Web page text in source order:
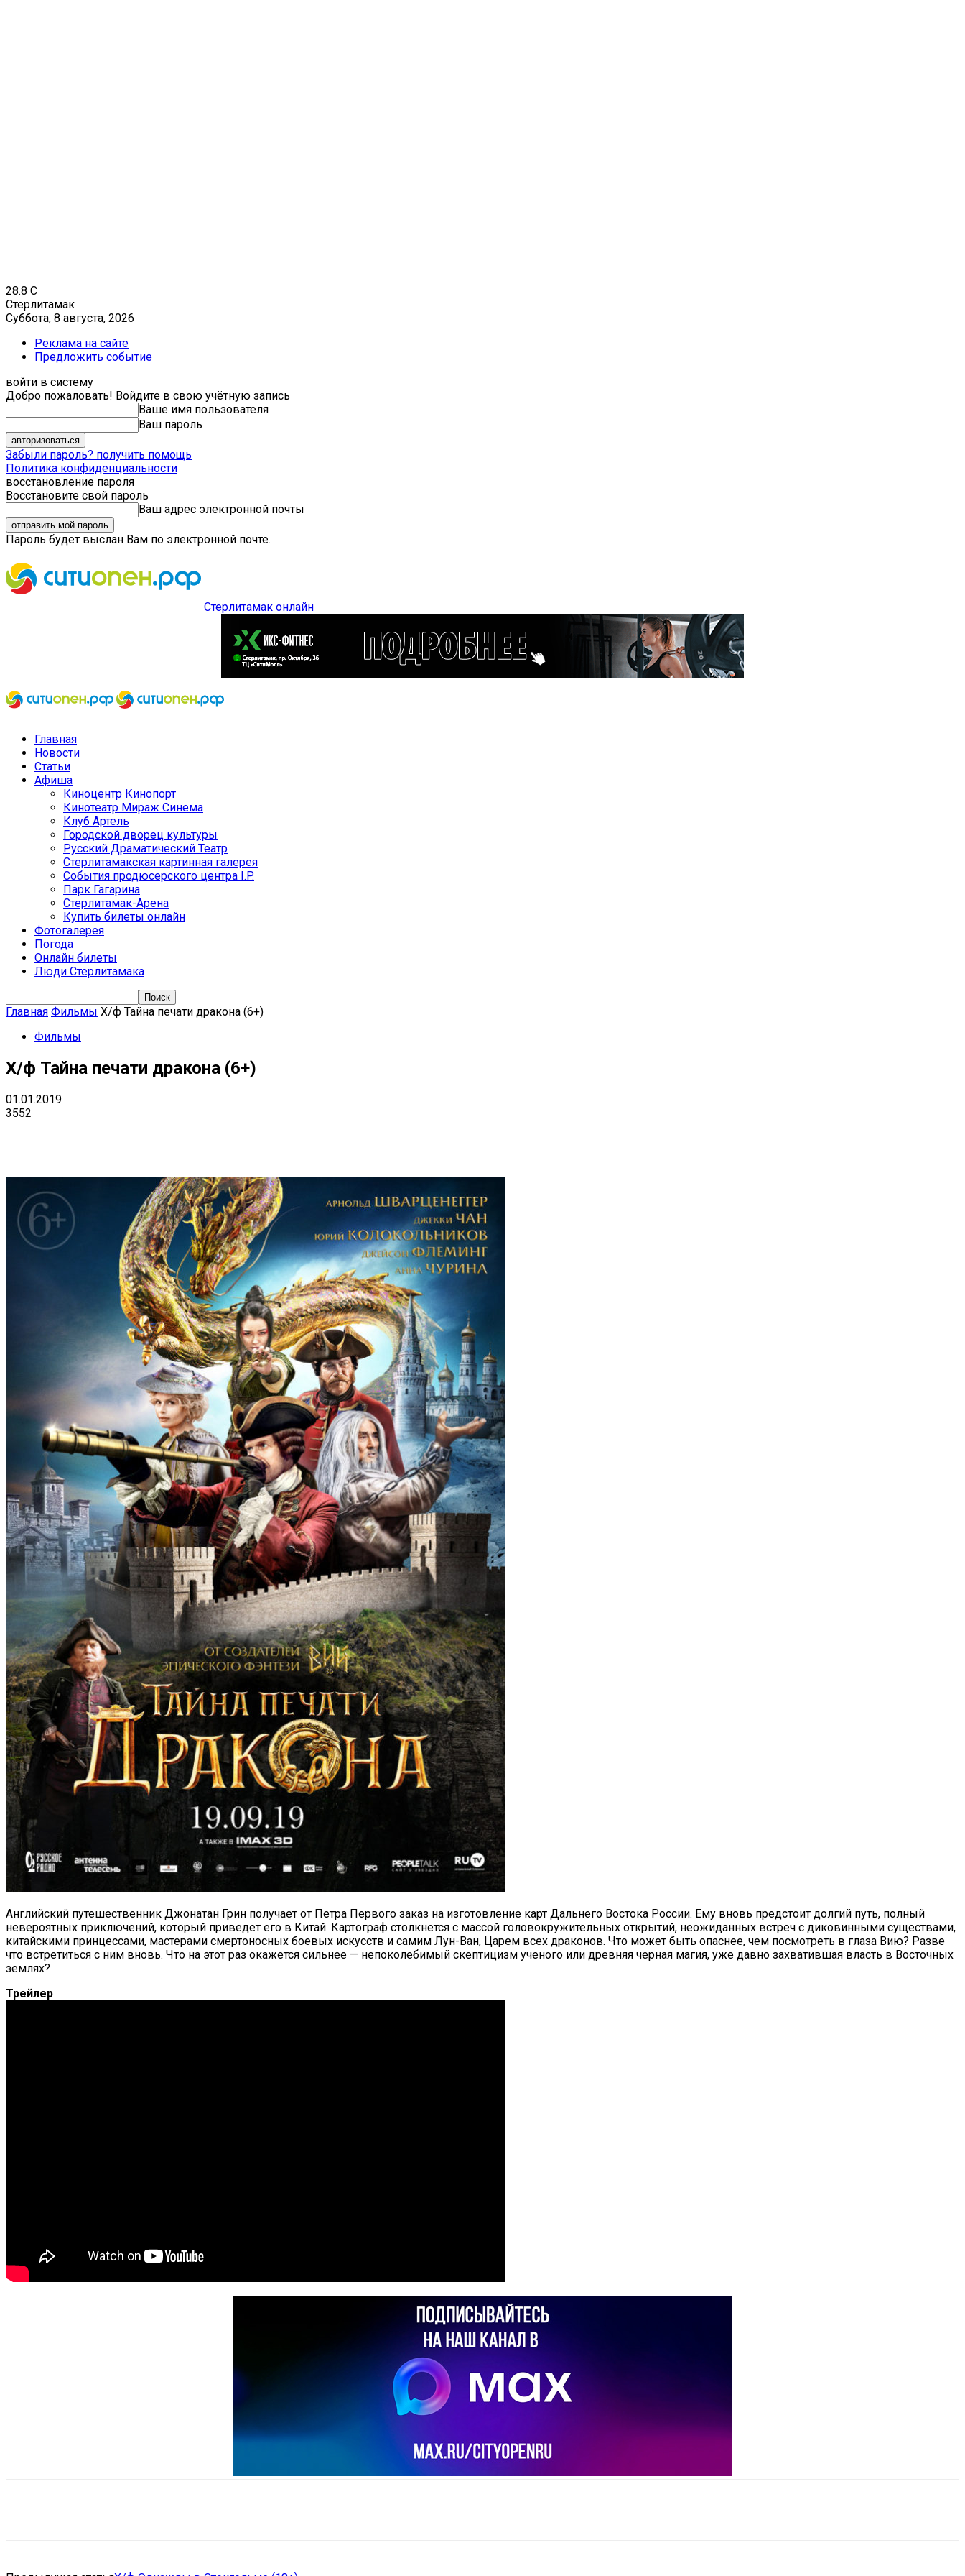
28.8 C
Стерлитамак
Суббота, 8 августа, 2026
Реклама на сайте
Предложить событие
войти в систему
Добро пожаловать! Войдите в свою учётную запись
Ваше имя пользователя
Ваш пароль
Забыли пароль? получить помощь
Политика конфиденциальности
восстановление пароля
Восстановите свой пароль
Ваш адрес электронной почты
Пароль будет выслан Вам по электронной почте.
Стерлитамак онлайн
Главная
Новости
Статьи
Афиша
Киноцентр Кинопорт
Кинотеатр Мираж Синема
Клуб Артель
Городской дворец культуры
Русский Драматический Театр
Стерлитамакская картинная галерея
События продюсерского центра I.P.
Парк Гагарина
Стерлитамак-Арена
Купить билеты онлайн
Фотогалерея
Погода
Онлайн билеты
Люди Стерлитамака
Главная Фильмы Х/ф Тайна печати дракона (6+)
Фильмы
Х/ф Тайна печати дракона (6+)
01.01.2019
3552
Английский путешественник Джонатан Грин получает от Петра Первого заказ на изготовление карт Дальнего Востока России. Ему вновь предстоит долгий путь, полный
невероятных приключений, который приведет его в Китай. Картограф столкнется с массой головокружительных открытий, неожиданных встреч с диковинными существами,
китайскими принцессами, мастерами смертоносных боевых искусств и самим Лун-Ван, Царем всех драконов. Что может быть опаснее, чем посмотреть в глаза Вию? Разве
что встретиться с ним вновь. Что на этот раз окажется сильнее — непоколебимый скептицизм ученого или древняя черная магия, уже давно захватившая власть в Восточных
землях?
Трейлер